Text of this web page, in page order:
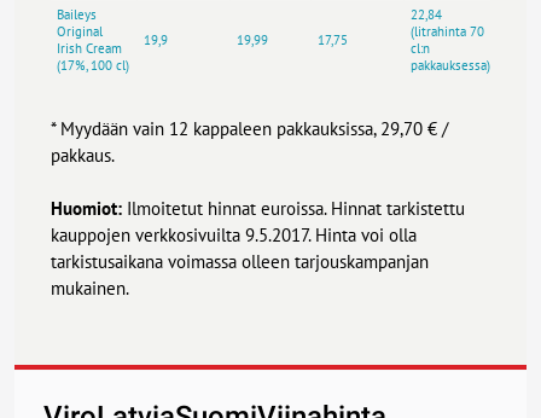
Baileys
Original
Irish Cream
(17%, 100 cl)
19,9 19,99 17,75
22,84
(litrahinta 70
cl:n
pakkauksessa)
* Myydään vain 12 kappaleen pakkauksissa, 29,70 € /
pakkaus.
Huomiot: Ilmoitetut hinnat euroissa. Hinnat tarkistettu
kauppojen verkkosivuilta 9.5.2017. Hinta voi olla
tarkistusaikana voimassa olleen tarjouskampanjan
mukainen.